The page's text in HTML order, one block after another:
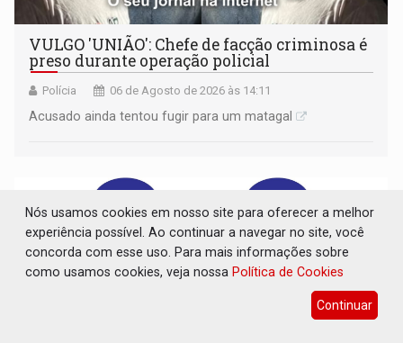
VULGO 'UNIÃO': Chefe de facção criminosa é
preso durante operação policial
Polícia 06 de Agosto de 2026 às 14:11
Acusado ainda tentou fugir para um matagal
Nós usamos cookies em nosso site para oferecer a melhor
experiência possível. Ao continuar a navegar no site, você
concorda com esse uso. Para mais informações sobre
como usamos cookies, veja nossa Política de Cookies
Continuar